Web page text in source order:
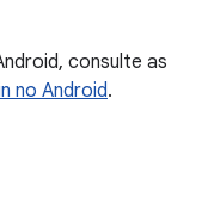
consulte as
no Android.